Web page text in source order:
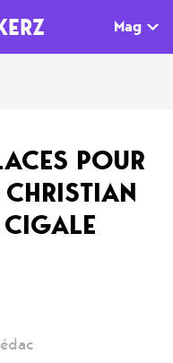
Mag
Paris
Festivals
POUR